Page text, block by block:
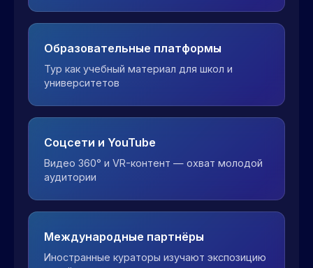
Образовательные платформы
Тур как учебный материал для школ и
университетов
Соцсети и YouTube
Видео 360° и VR-контент — охват молодой
аудитории
Международные партнёры
Иностранные кураторы изучают экспозицию